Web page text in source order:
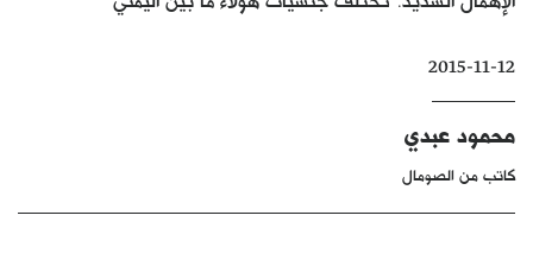
الأرشيف
2015-11-12
محمود عبدي
كاتب من الصومال